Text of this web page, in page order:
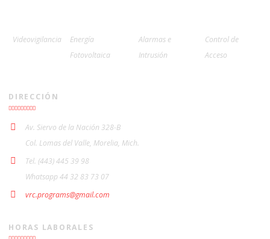
Videovigilancia
Energía
Fotovoltaica
Alarmas e
Intrusión
Control de
Acceso
DIRECCIÓN
Av. Siervo de la Nación 328-B
Col. Lomas del Valle, Morelia, Mich.
Tel. (443) 445 39 98
Whatsapp 44 32 83 73 07
vrc.programs@gmail.com
HORAS LABORALES